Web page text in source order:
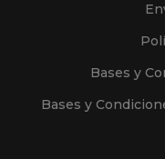
Bases y
Bases y